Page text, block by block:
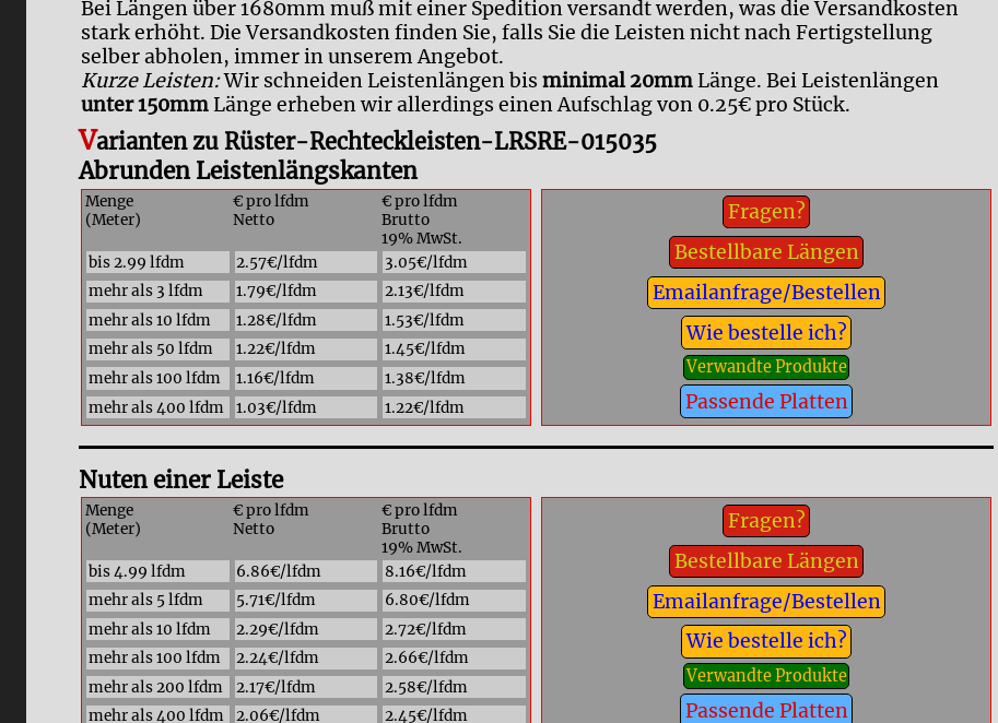
Bei Längen über 1680mm muß mit einer Spedition versandt werden, was die Versandkosten
stark erhöht. Die Versandkosten finden Sie, falls Sie die Leisten nicht nach Fertigstellung
selber abholen, immer in unserem Angebot.
Kurze Leisten:Wir schneiden Leistenlängen bis minimal 20mmLänge. Bei Leistenlängen
unter 150mmLänge erheben wir allerdings einen Aufschlag von 0.25€ pro Stück.
Varianten zu Rüster-Rechteckleisten-LRSRE-015035
Abrunden Leistenlängskanten
Menge
(Meter)
€ pro lfdm
Netto
€ pro lfdm
Brutto
19% MwSt.
bis 2.99 lfdm
2.57€/lfdm
3.05€/lfdm
mehr als 3 lfdm
1.79€/lfdm
2.13€/lfdm
mehr als 10 lfdm
1.28€/lfdm
1.53€/lfdm
mehr als 50 lfdm
1.22€/lfdm
1.45€/lfdm
mehr als 100 lfdm
1.16€/lfdm
1.38€/lfdm
mehr als 400 lfdm
1.03€/lfdm 1.22€/lfdm
Fragen?
Bestellbare Längen
Emailanfrage/Bestellen
Wie bestelle ich?
Verwandte Produkte
Passende Platten
Nuten einer Leiste
Menge
(Meter)
€ pro lfdm
Netto
€ pro lfdm
Brutto
19% MwSt.
bis 4.99 lfdm
6.86€/lfdm
8.16€/lfdm
mehr als 5 lfdm
5.71€/lfdm
6.80€/lfdm
mehr als 10 lfdm
2.29€/lfdm
2.72€/lfdm
mehr als 100 lfdm
2.24€/lfdm
2.66€/lfdm
mehr als 200 lfdm
2.17€/lfdm
2.58€/lfdm
mehr als 400 lfdm
2.06€/lfdm 2.45€/lfdm
Fragen?
Bestellbare Längen
Emailanfrage/Bestellen
Wie bestelle ich?
Verwandte Produkte
Passende Platten